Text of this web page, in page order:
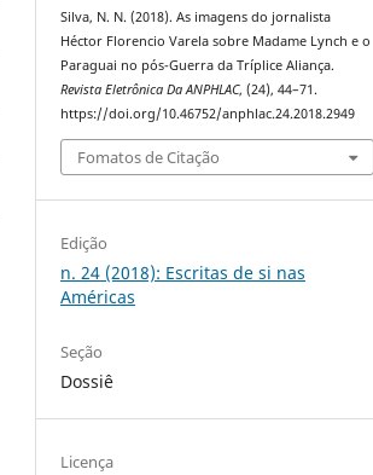
Silva, N. N. (2018). As imagens do jornalista
Héctor Florencio Varela sobre Madame Lynch e o
Paraguai no pós-Guerra da Tríplice Aliança.
Revista Eletrônica Da ANPHLAC, (24), 44–71.
https://doi.org/10.46752/anphlac.24.2018.2949
Fomatos de Citação
Edição
n. 24 (2018): Escritas de si nas
Américas
Seção
Dossiê
Licença